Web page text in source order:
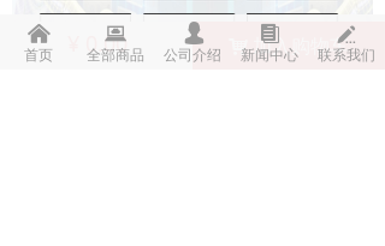
0.00 낙 加入购物车
낀
首页
뀵
全部商品
넙
公司介绍
뀴
新闻中心
넀
联系我们